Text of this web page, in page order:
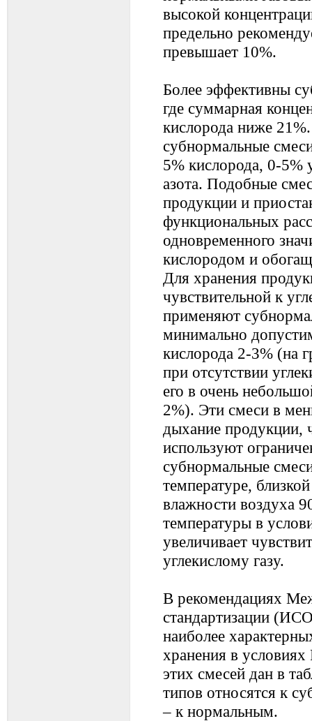
высокой
предельно
превышает 10%.
Более эффективны
где суммарная
кислорода ниже
субнормальные
5% кислорода, 0-5%
азота. Подобные
продукции и
функциональных
одновременного
кислородом и
Для хранения
чувствительной к
применяют
минимально
кислорода 2-3% (на
при отсутствии
его в очень
2%). Эти смеси в
дыхание продукции,
используют
субнормальные
температуре,
влажности воздуха
температуры в
увеличивает
углекислому газу.
В рекомендациях
стандартизации
наиболее
хранения в
этих смесей дан в
типов относятся к
– к нормальным.